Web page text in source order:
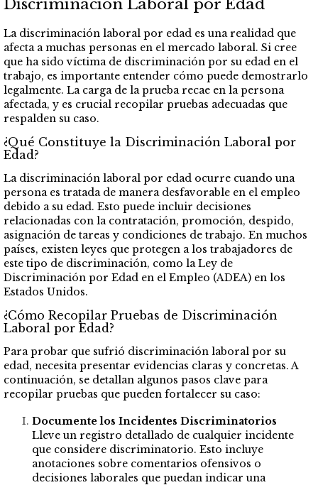
Discriminación Laboral por Edad
La discriminación laboral por edad es una realidad que
afecta a muchas personas en el mercado laboral. Si cree
que ha sido víctima de discriminación por su edad en el
trabajo, es importante entender cómo puede demostrarlo
legalmente. La carga de la prueba recae en la persona
afectada, y es crucial recopilar pruebas adecuadas que
respalden su caso.
¿Qué Constituye la Discriminación Laboral por
Edad?
La discriminación laboral por edad ocurre cuando una
persona es tratada de manera desfavorable en el empleo
debido a su edad. Esto puede incluir decisiones
relacionadas con la contratación, promoción, despido,
asignación de tareas y condiciones de trabajo. En muchos
países, existen leyes que protegen a los trabajadores de
este tipo de discriminación, como la Ley de
Discriminación por Edad en el Empleo (ADEA) en los
Estados Unidos.
¿Cómo Recopilar Pruebas de Discriminación
Laboral por Edad?
Para probar que sufrió discriminación laboral por su
edad, necesita presentar evidencias claras y concretas. A
continuación, se detallan algunos pasos clave para
recopilar pruebas que pueden fortalecer su caso:
Documente los Incidentes Discriminatorios
Lleve un registro detallado de cualquier incidente
que considere discriminatorio. Esto incluye
anotaciones sobre comentarios ofensivos o
decisiones laborales que puedan indicar una